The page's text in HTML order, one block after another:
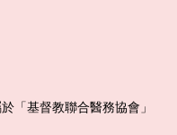
「基督教聯合醫務協會」